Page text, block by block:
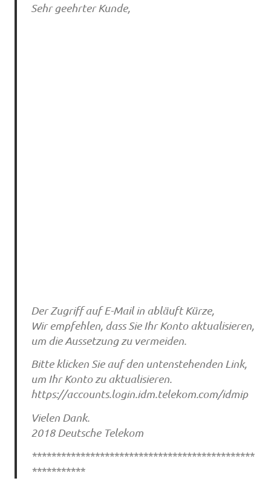
Sehr geehrter Kunde,
Der Zugriff auf E-Mail in abläuft Kürze,
Wir empfehlen, dass Sie Ihr Konto aktualisieren,
um die Aussetzung zu vermeiden.
Bitte klicken Sie auf den untenstehenden Link,
um Ihr Konto zu aktualisieren.
https://accounts.login.idm.telekom.com/idmip
Vielen Dank.
2018 Deutsche Telekom
**********************************************
***********